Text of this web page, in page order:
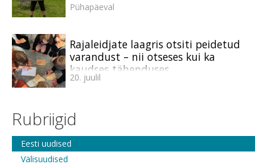
Pühapäeval
Rajaleidjate laagris otsiti peidetud
varandust – nii otseses kui ka
kaudses tähenduses
20. juulil
Rubriigid
Eesti uudised
Välisuudised